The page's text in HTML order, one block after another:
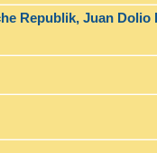
Republik, Juan Dolio